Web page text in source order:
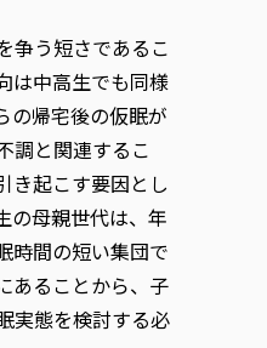
争う短さであるこ
は中高生でも同様
の帰宅後の仮眠が
調と関連するこ
き起こす要因とし
の母親世代は、年
時間の短い集団で
あることから、子
実態を検討する必